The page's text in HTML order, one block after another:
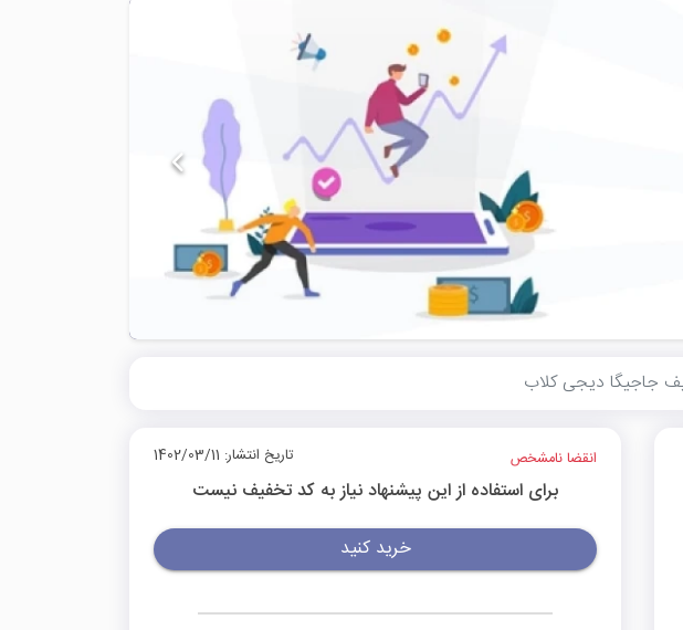
انقضا نامشخص تاریخ انتشار: 1402/03/11
برای استفاده از این پیشنهاد نیاز به کد تخفیف نیست
خرید کنید